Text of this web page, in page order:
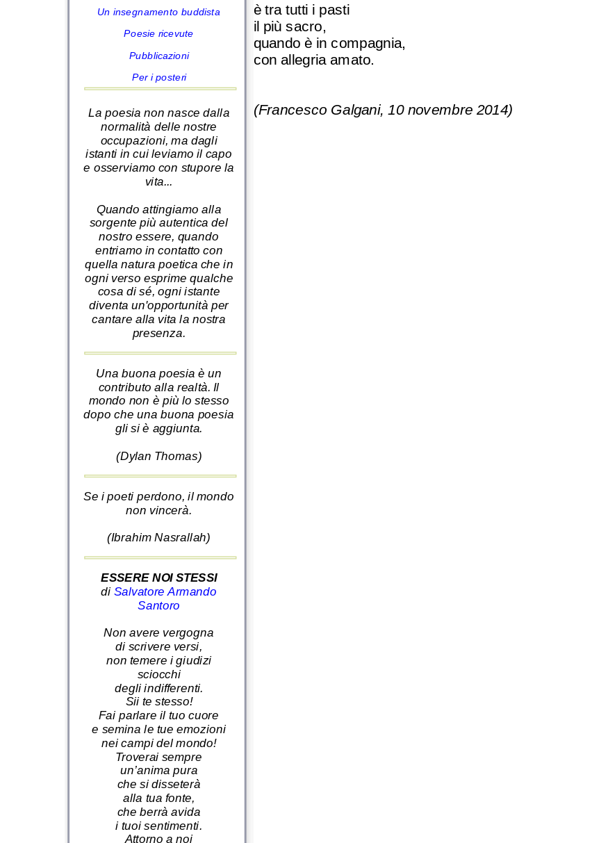
Un insegnamento buddista
Poesie ricevute
Pubblicazioni
Per i posteri
La poesia non nasce dalla
normalità delle nostre
occupazioni, ma dagli
istanti in cui leviamo il capo
e osserviamo con stupore la
vita...
Quando attingiamo alla
sorgente più autentica del
nostro essere, quando
entriamo in contatto con
quella natura poetica che in
ogni verso esprime qualche
cosa di sé, ogni istante
diventa un'opportunità per
cantare alla vita la nostra
presenza.
Una buona poesia è un
contributo alla realtà. Il
mondo non è più lo stesso
dopo che una buona poesia
gli si è aggiunta.
(Dylan Thomas)
Se i poeti perdono, il mondo
non vincerà.
(Ibrahim Nasrallah)
ESSERE NOI STESSI
di Salvatore Armando
Santoro
Non avere vergogna
di scrivere versi,
non temere i giudizi
sciocchi
degli indifferenti.
Sii te stesso!
Fai parlare il tuo cuore
e semina le tue emozioni
nei campi del mondo!
Troverai sempre
un’anima pura
che si disseterà
alla tua fonte,
che berrà avida
i tuoi sentimenti.
Attorno a noi
è tra tutti i pasti
il più sacro,
quando è in compagnia,
con allegria amato.
(Francesco Galgani, 10 novembre 2014)